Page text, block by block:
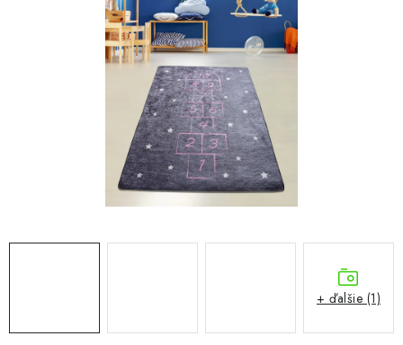
PRACOVŇA / KANCELÁRIA
DETSKÉ A ŠTUDENTSKÉ
DOPLNKY A DEKORÁCIE
ZÁHRADA
+ ďalšie (1)